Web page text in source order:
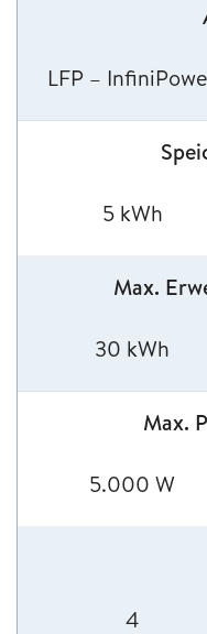
LFP –
5 kWh
Max.
30 kWh
Max.
5.000 W
4